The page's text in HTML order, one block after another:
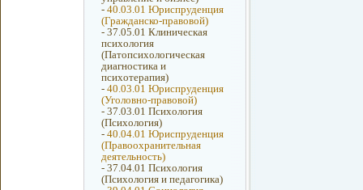
- 40.03.01 Юриспруденция
(Гражданско-правовой)
- 37.05.01 Клиническая
психология
(Патопсихологическая
диагностика и
психотерапия)
- 40.03.01 Юриспруденция
(Уголовно-правовой)
- 37.03.01 Психология
(Психология)
- 40.04.01 Юриспруденция
(Правоохранительная
деятельность)
- 37.04.01 Психология
(Психология и педагогика)